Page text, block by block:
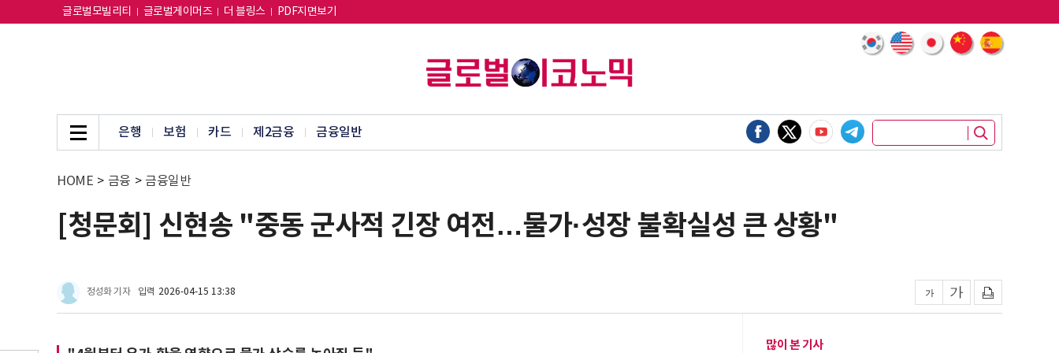
글로벌모빌리티 글로벌게이머즈 더 블링스 PDF지면보기
은행 보험 카드 제2금융 금융일반
HOME > 금융 > 금융일반
[청문회] 신현송 "중동 군사적 긴장 여전…물가·성장 불확실성 큰 상황"
정성화 기자 입력 2026-04-15 13:38
많이 본 기사